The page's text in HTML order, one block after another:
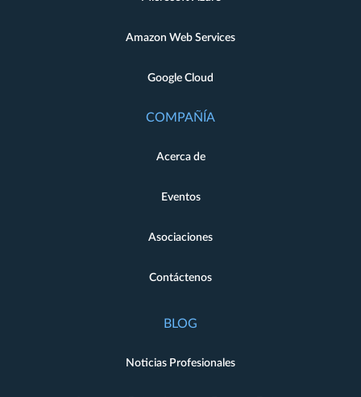
Amazon Web Services
Google Cloud
COMPAÑÍA
Acerca de
Eventos
Asociaciones
Contáctenos
BLOG
Noticias Profesionales